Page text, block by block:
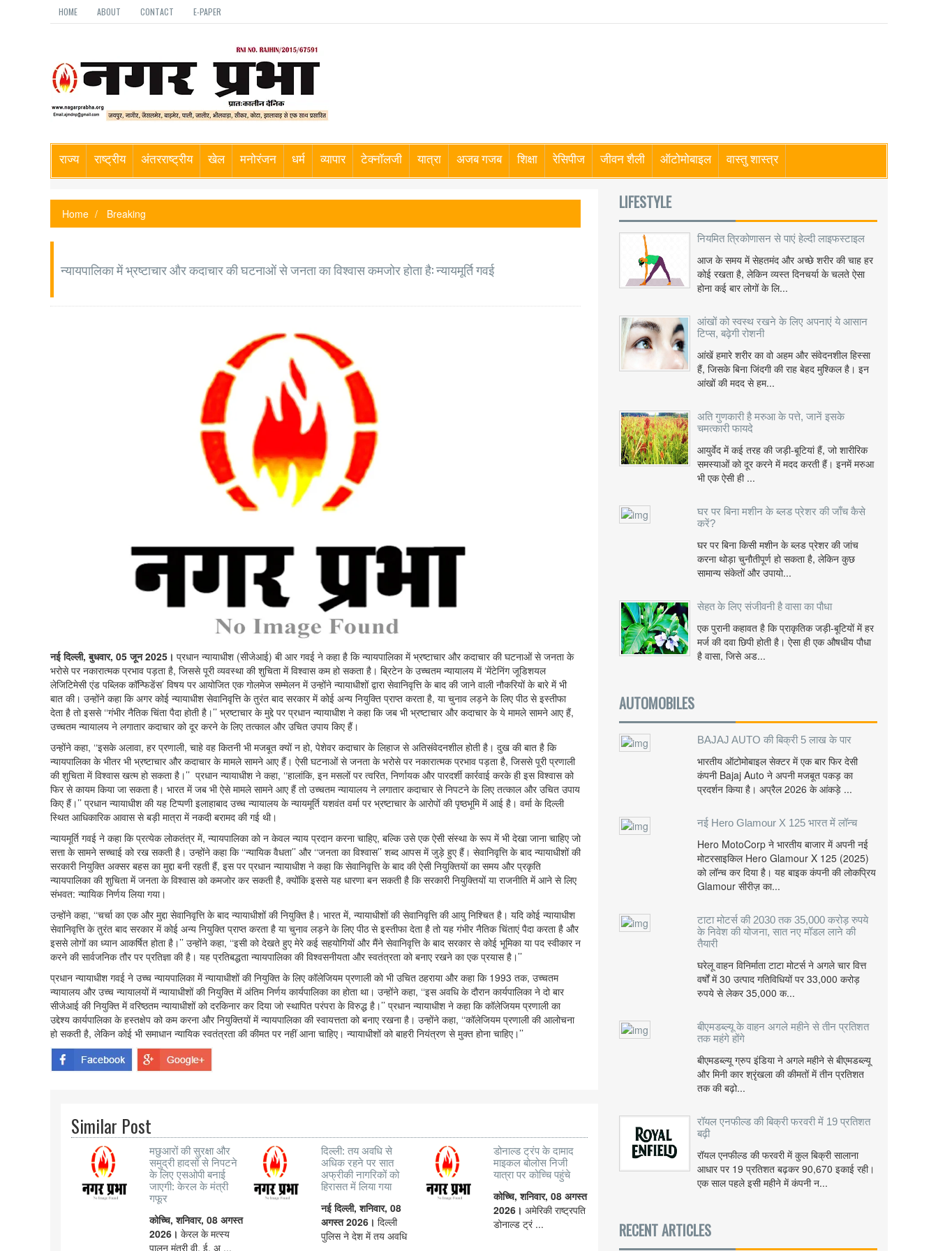
HOME ABOUT CONTACT E-PAPER
राज्य राष्ट्रीय अंतरराष्ट्रीय खेल मनोरंजन धर्म व्यापार टेक्नॉलजी यात्रा अजब गजब शिक्षा रेसिपीज जीवन शैली ऑटोमोबाइल वास्तु शास्त्र
Home Breaking
न्यायपालिका में भ्रष्टाचार और कदाचार की घटनाओं से जनता का विश्वास कमजोर होता है: न्यायमूर्ति गवई
नई दिल्ली, बुधवार, 05 जून 2025। प्रधान न्यायाधीश (सीजेआई) बी आर गवई ने कहा है कि न्यायपालिका में भ्रष्टाचार और कदाचार की घटनाओं से जनता के
भरोसे पर नकारात्मक प्रभाव पड़ता है, जिससे पूरी व्यवस्था की शुचिता में विश्वास कम हो सकता है। ब्रिटेन के उच्चतम न्यायालय में ‘मेंटेनिंग जूडिशयल
लेजिटिमेसी एंड पब्लिक कॉन्फिडेंस’ विषय पर आयोजित एक गोलमेज सम्मेलन में उन्होंने न्यायाधीशों द्वारा सेवानिवृत्ति के बाद की जाने वाली नौकरियों के बारे में भी
बात की। उन्होंने कहा कि अगर कोई न्यायाधीश सेवानिवृत्ति के तुरंत बाद सरकार में कोई अन्य नियुक्ति प्राप्त करता है, या चुनाव लड़ने के लिए पीठ से इस्तीफा
देता है तो इससे ‘‘गंभीर नैतिक चिंता पैदा होती है।’’ भ्रष्टाचार के मुद्दे पर प्रधान न्यायाधीश ने कहा कि जब भी भ्रष्टाचार और कदाचार के ये मामले सामने आए हैं,
उच्चतम न्यायालय ने लगातार कदाचार को दूर करने के लिए तत्काल और उचित उपाय किए हैं।
उन्होंने कहा, ‘‘इसके अलावा, हर प्रणाली, चाहे वह कितनी भी मजबूत क्यों न हो, पेशेवर कदाचार के लिहाज से अतिसंवेदनशील होती है। दुख की बात है कि
न्यायपालिका के भीतर भी भ्रष्टाचार और कदाचार के मामले सामने आए हैं। ऐसी घटनाओं से जनता के भरोसे पर नकारात्मक प्रभाव पड़ता है, जिससे पूरी प्रणाली
की शुचिता में विश्वास खत्म हो सकता है।’’ प्रधान न्यायाधीश ने कहा, ‘‘हालांकि, इन मसलों पर त्वरित, निर्णायक और पारदर्शी कार्रवाई करके ही इस विश्वास को
फिर से कायम किया जा सकता है। भारत में जब भी ऐसे मामले सामने आए हैं तो उच्चतम न्यायालय ने लगातार कदाचार से निपटने के लिए तत्काल और उचित उपाय
किए हैं।’’ प्रधान न्यायाधीश की यह टिप्पणी इलाहाबाद उच्च न्यायालय के न्यायमूर्ति यशवंत वर्मा पर भ्रष्टाचार के आरोपों की पृष्ठभूमि में आई है। वर्मा के दिल्ली
स्थित आधिकारिक आवास से बड़ी मात्रा में नकदी बरामद की गई थी।
न्यायमूर्ति गवई ने कहा कि प्रत्येक लोकतंत्र में, न्यायपालिका को न केवल न्याय प्रदान करना चाहिए, बल्कि उसे एक ऐसी संस्था के रूप में भी देखा जाना चाहिए जो
सत्ता के सामने सच्चाई को रख सकती है। उन्होंने कहा कि ‘‘न्यायिक वैधता’’ और ‘‘जनता का विश्वास’’ शब्द आपस में जुड़े हुए हैं। सेवानिवृत्ति के बाद न्यायाधीशों की
सरकारी नियुक्ति अक्सर बहस का मुद्दा बनी रहती हैं, इस पर प्रधान न्यायाधीश ने कहा कि सेवानिवृत्ति के बाद की ऐसी नियुक्तियों का समय और प्रकृति
न्यायपालिका की शुचिता में जनता के विश्वास को कमजोर कर सकती है, क्योंकि इससे यह धारणा बन सकती है कि सरकारी नियुक्तियों या राजनीति में आने से लिए
संभवत: न्यायिक निर्णय लिया गया।
उन्होंने कहा, ‘‘चर्चा का एक और मुद्दा सेवानिवृत्ति के बाद न्यायाधीशों की नियुक्ति है। भारत में, न्यायाधीशों की सेवानिवृत्ति की आयु निश्चित है। यदि कोई न्यायाधीश
सेवानिवृत्ति के तुरंत बाद सरकार में कोई अन्य नियुक्ति प्राप्त करता है या चुनाव लड़ने के लिए पीठ से इस्तीफा देता है तो यह गंभीर नैतिक चिंताएं पैदा करता है और
इससे लोगों का ध्यान आकर्षित होता है।’’ उन्होंने कहा, ‘‘इसी को देखते हुए मेरे कई सहयोगियों और मैंने सेवानिवृत्ति के बाद सरकार से कोई भूमिका या पद स्वीकार न
करने की सार्वजनिक तौर पर प्रतिज्ञा की है। यह प्रतिबद्धता न्यायपालिका की विश्वसनीयता और स्वतंत्रता को बनाए रखने का एक प्रयास है।’’
प्रधान न्यायाधीश गवई ने उच्च न्यायपालिका में न्यायाधीशों की नियुक्ति के लिए कॉलेजियम प्रणाली को भी उचित ठहराया और कहा कि 1993 तक, उच्चतम
न्यायालय और उच्च न्यायालयों में न्यायाधीशों की नियुक्ति में अंतिम निर्णय कार्यपालिका का होता था। उन्होंने कहा, ‘‘इस अवधि के दौरान कार्यपालिका ने दो बार
सीजेआई की नियुक्ति में वरिष्ठतम न्यायाधीशों को दरकिनार कर दिया जो स्थापित परंपरा के विरुद्ध है।’’ प्रधान न्यायाधीश ने कहा कि कॉलेजियम प्रणाली का
उद्देश्य कार्यपालिका के हस्तक्षेप को कम करना और नियुक्तियों में न्यायपालिका की स्वायत्तता को बनाए रखना है। उन्होंने कहा, ‘‘कॉलेजियम प्रणाली की आलोचना
हो सकती है, लेकिन कोई भी समाधान न्यायिक स्वतंत्रता की कीमत पर नहीं आना चाहिए। न्यायाधीशों को बाहरी नियंत्रण से मुक्त होना चाहिए।’’
Similar Post
मछुआरों की सुरक्षा और
समुद्री हादसों से निपटने
के लिए एसओपी बनाई
जाएगी: केरल के मंत्री
गफूर
कोच्चि, शनिवार, 08 अगस्त
2026। केरल के मत्स्य
पालन मंत्री वी. ई. अ ...
दिल्ली: तय अवधि से
अधिक रहने पर सात
अफ्रीकी नागरिकों को
हिरासत में लिया गया
नई दिल्ली, शनिवार, 08
अगस्त 2026।दिल्ली
पुलिस ने देश में तय अवधि
डोनाल्ड ट्रंप के दामाद
माइकल बोलोस निजी
यात्रा पर कोच्चि पहुंचे
कोच्चि, शनिवार, 08 अगस्त
2026। अमेरिकी राष्ट्रपति
डोनाल्ड ट्रं ...
LIFESTYLE
नियमित त्रिकोणासन से पाएं हेल्दी लाइफस्टाइल
आज के समय में सेहतमंद और अच्छे शरीर की चाह हर
कोई रखता है, लेकिन व्यस्त दिनचर्या के चलते ऐसा
होना कई बार लोगों के लि...
आंखों को स्वस्थ रखने के लिए अपनाएं ये आसान
टिप्स, बढ़ेगी रोशनी
आंखें हमारे शरीर का वो अहम और संवेदनशील हिस्सा
हैं, जिसके बिना जिंदगी की राह बेहद मुश्किल है। इन
आंखों की मदद से हम...
अति गुणकारी है मरुआ के पत्ते, जानें इसके
चमत्कारी फायदे
आयुर्वेद में कई तरह की जड़ी-बूटियां हैं, जो शारीरिक
समस्याओं को दूर करने में मदद करती हैं। इनमें मरुआ
भी एक ऐसी ही ...
घर पर बिना मशीन के ब्लड प्रेशर की जाँच कैसे
करें?
घर पर बिना किसी मशीन के ब्लड प्रेशर की जांच
करना थोड़ा चुनौतीपूर्ण हो सकता है, लेकिन कुछ
सामान्य संकेतों और उपायो...
सेहत के लिए संजीवनी है वासा का पौधा
एक पुरानी कहावत है कि प्राकृतिक जड़ी-बूटियों में हर
मर्ज की दवा छिपी होती है। ऐसा ही एक औषधीय पौधा
है वासा, जिसे अड...
AUTOMOBILES
BAJAJ AUTO की बिक्री 5 लाख के पार
भारतीय ऑटोमोबाइल सेक्टर में एक बार फिर देसी
कंपनी Bajaj Auto ने अपनी मजबूत पकड़ का
प्रदर्शन किया है। अप्रैल 2026 के आंकड़े ...
नई Hero Glamour X 125 भारत में लॉन्च
Hero MotoCorp ने भारतीय बाजार में अपनी नई
मोटरसाइकिल Hero Glamour X 125 (2025)
को लॉन्च कर दिया है। यह बाइक कंपनी की लोकप्रिय
Glamour सीरीज़ का...
टाटा मोटर्स की 2030 तक 35,000 करोड़ रुपये
के निवेश की योजना, सात नए मॉडल लाने की
तैयारी
घरेलू वाहन विनिर्माता टाटा मोटर्स ने अगले चार वित्त
वर्षों में 30 उत्पाद गतिविधियों पर 33,000 करोड़
रुपये से लेकर 35,000 क...
बीएमडब्ल्यू के वाहन अगले महीने से तीन प्रतिशत
तक महंगे होंगे
बीएमडब्ल्यू ग्रुप इंडिया ने अगले महीने से बीएमडब्ल्यू
और मिनी कार श्रृंखला की कीमतों में तीन प्रतिशत
तक की बढ़ो...
रॉयल एनफील्ड की बिक्री फरवरी में 19 प्रतिशत
बढ़ी
रॉयल एनफील्ड की फरवरी में कुल बिक्री सालाना
आधार पर 19 प्रतिशत बढ़कर 90,670 इकाई रही।
एक साल पहले इसी महीने में कंपनी न...
RECENT ARTICLES